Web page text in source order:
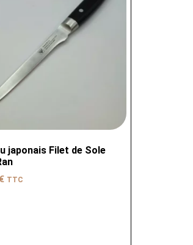
japonais Filet de Sole
€ TTC